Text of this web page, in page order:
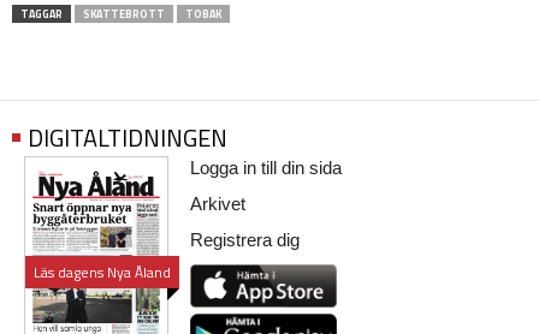
TAGGAR SKATTEBROTT TOBAK
DIGITALTIDNINGEN
Läs dagens Nya Åland
Logga in till din sida
Arkivet
Registrera dig